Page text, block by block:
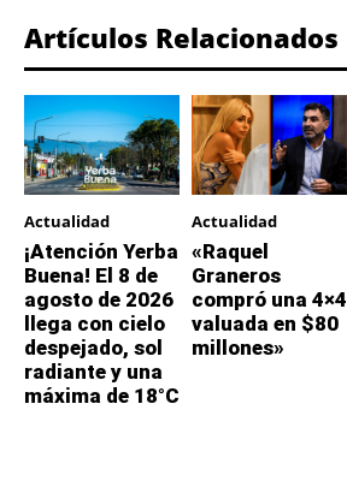
Artículos Relacionados
Actualidad
¡Atención Yerba
Buena! El 8 de
agosto de 2026
llega con cielo
despejado, sol
radiante y una
máxima de 18°C
Actualidad
«Raquel
Graneros
compró una 4×4
valuada en $80
millones»